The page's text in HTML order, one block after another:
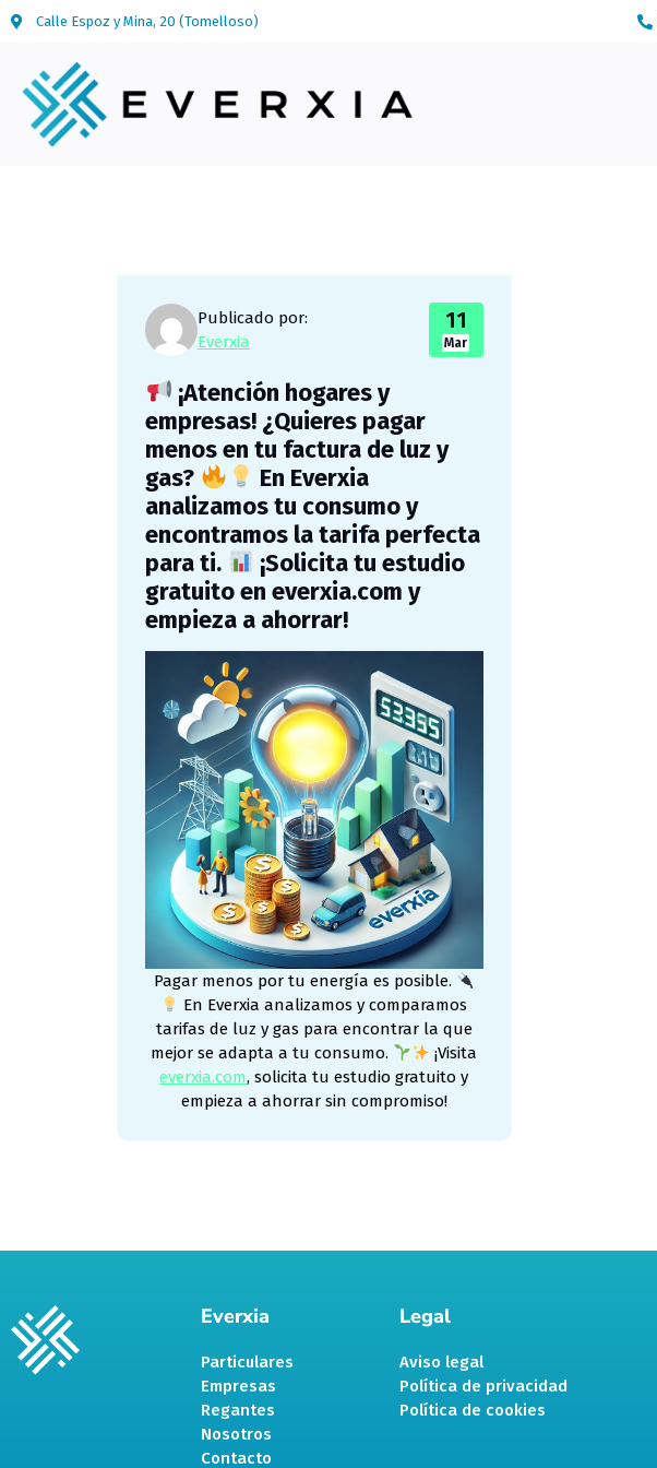
Calle Espoz y Mina, 20 (Tomelloso)
Publicado por:
Everxia
11
Mar
¡Atención hogares y
empresas! ¿Quieres pagar
menos en tu factura de luz y
gas?
En Everxia
analizamos tu consumo y
encontramos la tarifa perfecta
para ti.
¡Solicita tu estudio
gratuito en everxia.com y
empieza a ahorrar!
Pagar menos por tu energía es posible.
En Everxia analizamos y comparamos
tarifas de luz y gas para encontrar la que
mejor se adapta a tu consumo.
¡Visita
everxia.com, solicita tu estudio gratuito y
empieza a ahorrar sin compromiso!
Everxia
Particulares
Empresas
Regantes
Nosotros
Contacto
Legal
Aviso legal
Política de privacidad
Política de cookies